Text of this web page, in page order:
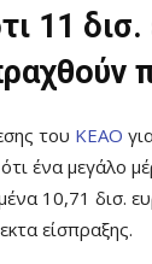
11
του ΚΕΑΟ
ένα μεγάλο
10,71 δισ.
είσπραξης.